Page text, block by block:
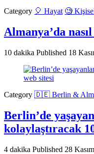
Category 🎈 Hayat 🧐
Almanya’da
10 dakika Published 18
Category 🇩🇪 Berlin &
Berlin’de
kolaylaştıracak
4 dakika Published 28